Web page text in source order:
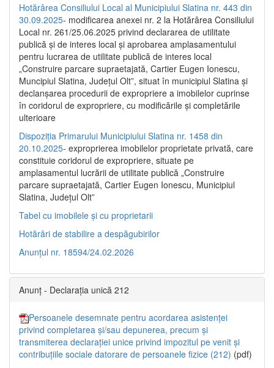
Hotărârea Consiliului Local al Municipiului Slatina nr. 443 din
30.09.2025- modificarea anexei nr. 2 la Hotărârea Consiliului
Local nr. 261/25.06.2025 privind declararea de utilitate
publică şi de interes local şi aprobarea amplasamentului
pentru lucrarea de utilitate publică de interes local
„Construire parcare supraetajată, Cartier Eugen Ionescu,
Muncipiul Slatina, Judeţul Olt”, situat în municipiul Slatina şi
declanşarea procedurii de expropriere a imobilelor cuprinse
în coridorul de expropriere, cu modificările şi completările
ulterioare
Dispoziția Primarului Municipiului Slatina nr. 1458 din
20.10.2025- exproprierea imobilelor proprietate privată, care
constituie coridorul de expropriere, situate pe
amplasamentul lucrării de utilitate publică „Construire
parcare supraetajată, Cartier Eugen Ionescu, Municipiul
Slatina, Județul Olt”
Tabel cu imobilele și cu proprietarii
Hotărâri de stabilire a despăgubirilor
Anunțul nr. 18594/24.02.2026
Anunț - Declarația unică 212
Persoanele desemnate pentru acordarea asistenței
privind completarea și/sau depunerea, precum și
transmiterea declarației unice privind impozitul pe venit și
contribuțiile sociale datorare de persoanele fizice (212) (pdf)